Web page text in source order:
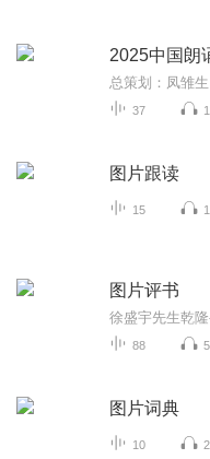
2025中国朗
37
图片跟读
15
图片评书
徐盛宇先生乾
88
图片词典
10